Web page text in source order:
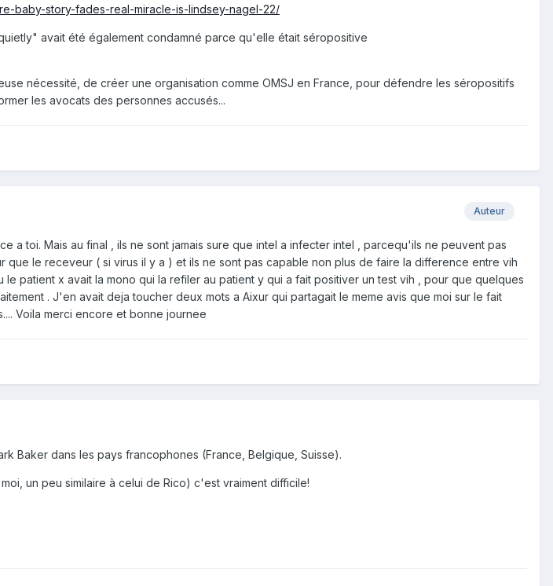
baby-story-fades-real-miracle-is-lindsey-nagel-22/
avait été également condamné parce qu'elle était séropositive
nécessité, de créer une organisation comme OMSJ en France, pour défendre les séropositifs
les avocats des personnes accusés...
Auteur
a toi. Mais au final , ils ne sont jamais sure que intel a infecter intel , parcequ'ils ne peuvent pas
le receveur ( si virus il y a ) et ils ne sont pas capable non plus de faire la difference entre vih
patient x avait la mono qui la refiler au patient y qui a fait positiver un test vih , pour que quelques
. J'en avait deja toucher deux mots a Aixur qui partagait le meme avis que moi sur le fait
Voila merci encore et bonne journee
Baker dans les pays francophones (France, Belgique, Suisse).
un peu similaire à celui de Rico) c'est vraiment difficile!